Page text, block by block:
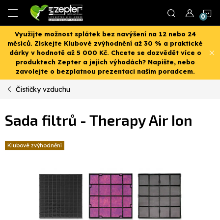
obsah
Využijte možnost splátek bez navýšení na 12 nebo 24
měsíců. Získejte Klubové zvýhodnění až 30 % a praktické
dárky v hodnotě až 5 000 Kč. Chcete se dozvědět více o
produktech Zepter a jejich výhodách? Napište, nebo
zavolejte o bezplatnou prezentaci naším poradcem.
Čističky vzduchu
Sada filtrů - Therapy Air Ion
Klubové zvýhodnění